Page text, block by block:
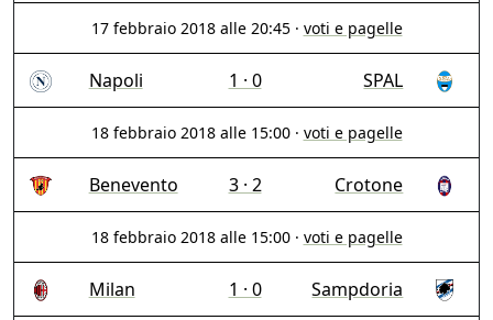
17 febbraio 2018 alle 20:45 · voti e pagelle
Napoli 1 · 0 SPAL
18 febbraio 2018 alle 15:00 · voti e pagelle
Benevento 3 · 2 Crotone
18 febbraio 2018 alle 15:00 · voti e pagelle
Milan 1 · 0 Sampdoria